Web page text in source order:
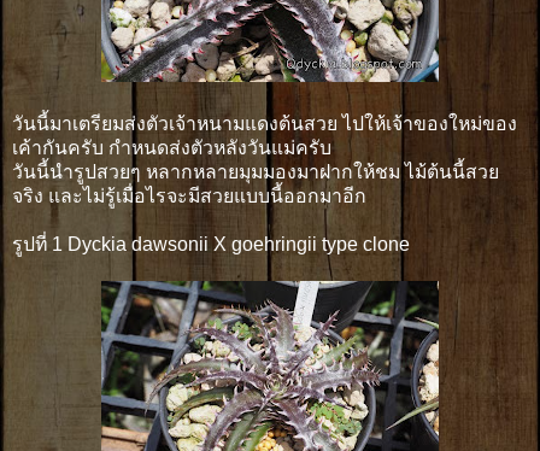
วันนี้มาเตรียมส่งตัวเจ้าหนามแดงต้นสวย ไปให้เจ้าของใหม่ของ
เค้ากันครับ กำหนดส่งตัวหลังวันแม่ครับ
วันนี้นำรูปสวยๆ หลากหลายมุมมองมาฝากให้ชม ไม้ต้นนี้สวย
จริง และไม่รู้เมื่อไรจะมีสวยแบบนี้ออกมาอีก
รูปที่ 1 Dyckia dawsonii X goehringii type clone